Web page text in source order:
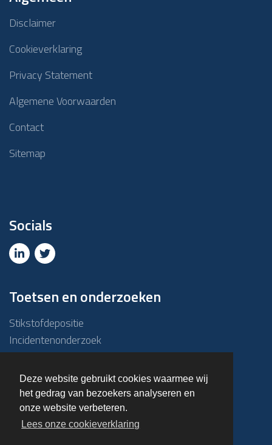
Deze website gebruikt cookies waarmee wij
het gedrag van bezoekers analyseren en
onze website verbeteren.
Lees onze cookieverklaring
Disclaimer
Cookieverklaring
Privacy Statement
Algemene Voorwaarden
Contact
Sitemap
Socials
Toetsen en onderzoeken
Stikstofdepositie
Incidentenonderzoek
Due diligence
ABM-toets
Emissie – Immissietoets
Haalbaarheidsonderzoek
Overige onderzoeken